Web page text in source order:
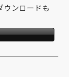
ウンロードも